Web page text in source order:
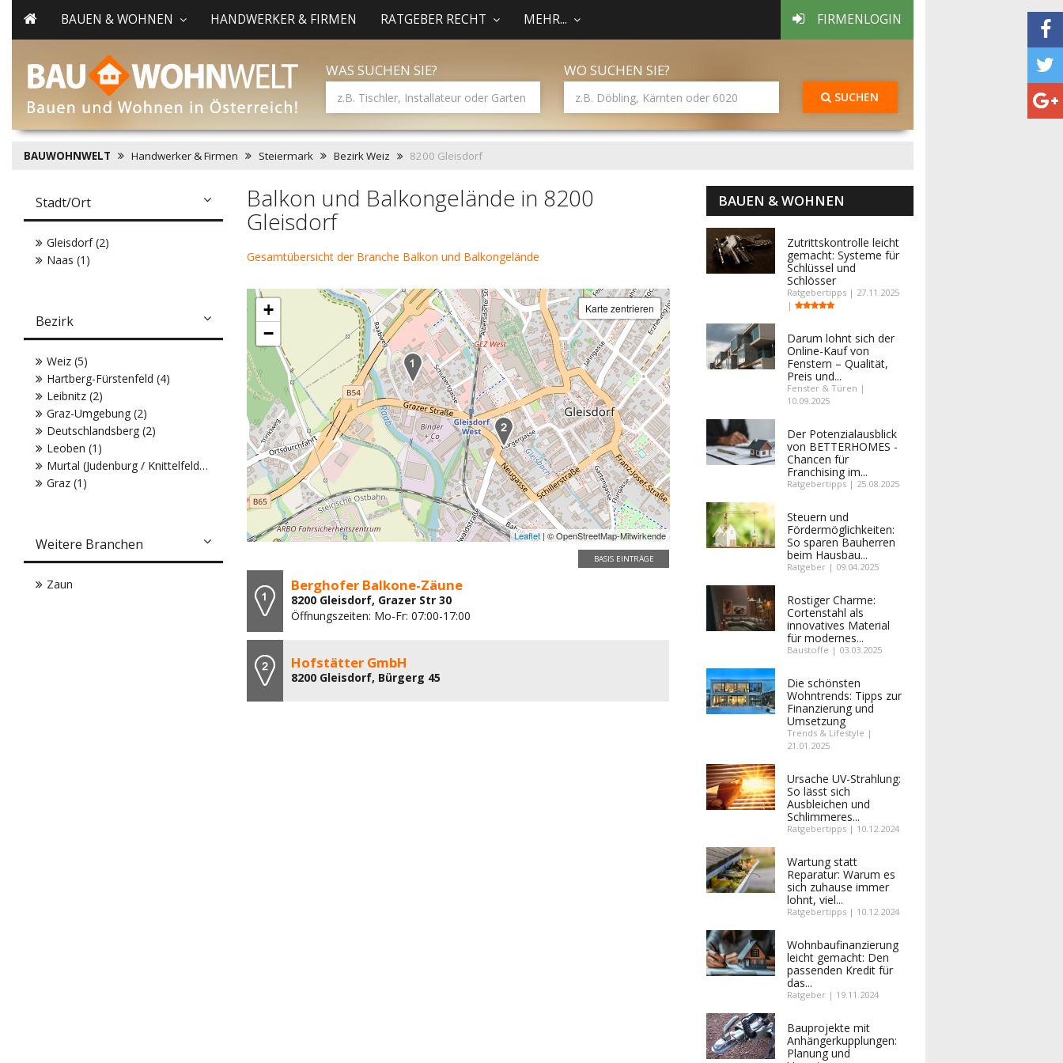
BAUEN & WOHNEN HANDWERKER & FIRMEN RATGEBER RECHT MEHR... FIRMENLOGIN
WAS SUCHEN SIE? WO SUCHEN SIE?
SUCHEN
BAUWOHNWELT Handwerker & Firmen Steiermark Bezirk Weiz 8200 Gleisdorf
Balkon und Balkongelände in 8200
Gleisdorf
Gesamtübersicht der Branche Balkon und Balkongelände
+
−
Karte zentrieren
Leaflet | © OpenStreetMap-Mitwirkende
BASIS EINTRÄGE
Berghofer Balkone-Zäune
8200 Gleisdorf, Grazer Str 30
Öffnungszeiten: Mo-Fr: 07:00-17:00
Hofstätter GmbH
8200 Gleisdorf, Bürgerg 45
Stadt/Ort
Gleisdorf (2)
Naas (1)
Bezirk
Weiz (5)
Hartberg-Fürstenfeld (4)
Leibnitz (2)
Graz-Umgebung (2)
Deutschlandsberg (2)
Leoben (1)
Murtal (Judenburg / Knittelfeld) (1)
Graz (1)
Weitere Branchen
Zaun
BAUEN & WOHNEN
Zutrittskontrolle leicht
gemacht: Systeme für
Schlüssel und
Schlösser
Ratgebertipps | 27.11.2025
|
Darum lohnt sich der
Online-Kauf von
Fenstern – Qualität,
Preis und...
Fenster & Türen |
10.09.2025
Der Potenzialausblick
von BETTERHOMES -
Chancen für
Franchising im...
Ratgebertipps | 25.08.2025
Steuern und
Fördermöglichkeiten:
So sparen Bauherren
beim Hausbau...
Ratgeber | 09.04.2025
Rostiger Charme:
Cortenstahl als
innovatives Material
für modernes...
Baustoffe | 03.03.2025
Die schönsten
Wohntrends: Tipps zur
Finanzierung und
Umsetzung
Trends & Lifestyle |
21.01.2025
Ursache UV-Strahlung:
So lässt sich
Ausbleichen und
Schlimmeres...
Ratgebertipps | 10.12.2024
Wartung statt
Reparatur: Warum es
sich zuhause immer
lohnt, viel...
Ratgebertipps | 10.12.2024
Wohnbaufinanzierung
leicht gemacht: Den
passenden Kredit für
das...
Ratgeber | 19.11.2024
Bauprojekte mit
Anhängerkupplungen:
Planung und